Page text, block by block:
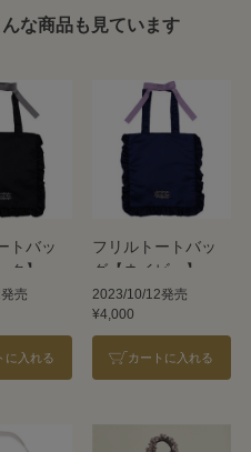
な商品も見ています
トバッ
ク】
売
に入れる
フリルトートバッ
グ【ネイビー】
2023/10/12発売
¥4,000
カートに入れる